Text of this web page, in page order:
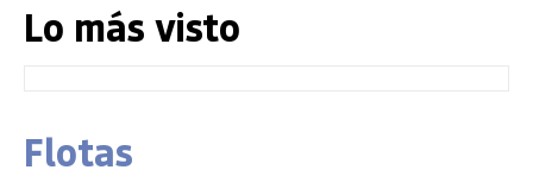
Lo más visto
Flotas